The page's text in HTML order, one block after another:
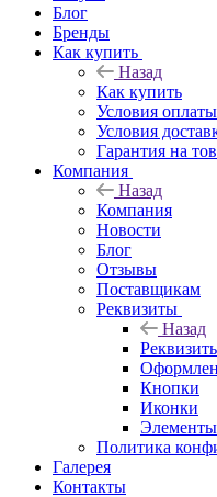
Блог
Бренды
Как купить
Назад
Как купить
Условия оплаты
Условия
Гарантия на
Компания
Назад
Компания
Новости
Блог
Отзывы
Поставщикам
Реквизиты
Назад
Кнопки
Иконки
Элементы
Политика
Галерея
Контакты